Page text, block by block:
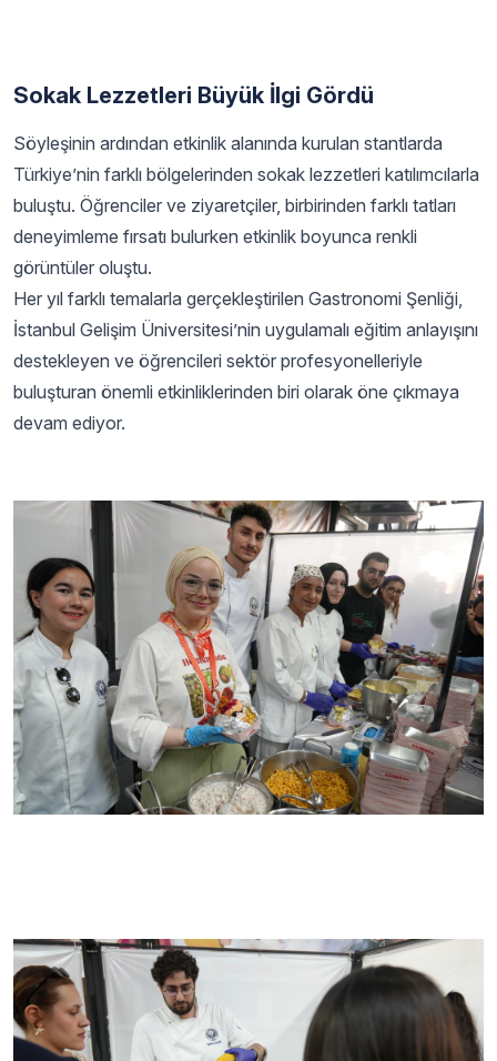
Sokak Lezzetleri Büyük İlgi Gördü
Söyleşinin ardından etkinlik alanında kurulan stantlarda
Türkiye’nin farklı bölgelerinden sokak lezzetleri katılımcılarla
buluştu. Öğrenciler ve ziyaretçiler, birbirinden farklı tatları
deneyimleme fırsatı bulurken etkinlik boyunca renkli
görüntüler oluştu.
Her yıl farklı temalarla gerçekleştirilen Gastronomi Şenliği,
İstanbul Gelişim Üniversitesi’nin uygulamalı eğitim anlayışını
destekleyen ve öğrencileri sektör profesyonelleriyle
buluşturan önemli etkinliklerinden biri olarak öne çıkmaya
devam ediyor.